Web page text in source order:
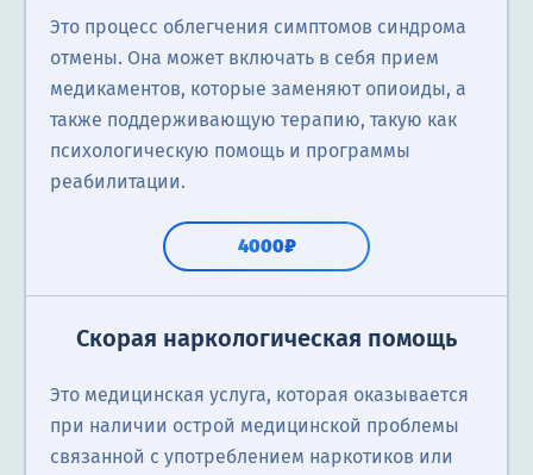
Это процесс облегчения симптомов синдрома
отмены. Она может включать в себя прием
медикаментов, которые заменяют опиоиды, а
также поддерживающую терапию, такую как
психологическую помощь и программы
реабилитации.
4000₽
Скорая наркологическая помощь
Это медицинская услуга, которая оказывается
при наличии острой медицинской проблемы
связанной с употреблением наркотиков или